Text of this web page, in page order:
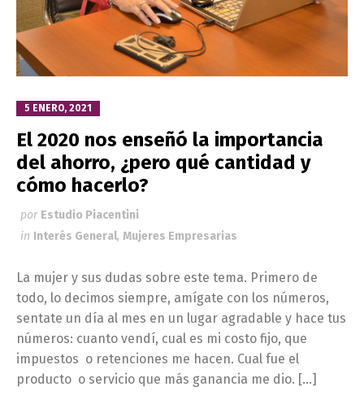
5 ENERO, 2021
El 2020 nos enseñó la importancia
del ahorro, ¿pero qué cantidad y
cómo hacerlo?
por Estudio Piacentini
in Interés General, Mujeres Empresarias
La mujer y sus dudas sobre este tema. Primero de
todo, lo decimos siempre, amígate con los números,
sentate un día al mes en un lugar agradable y hace tus
números: cuanto vendí, cual es mi costo fijo, que
impuestos o retenciones me hacen. Cual fue el
producto o servicio que más ganancia me dio. […]